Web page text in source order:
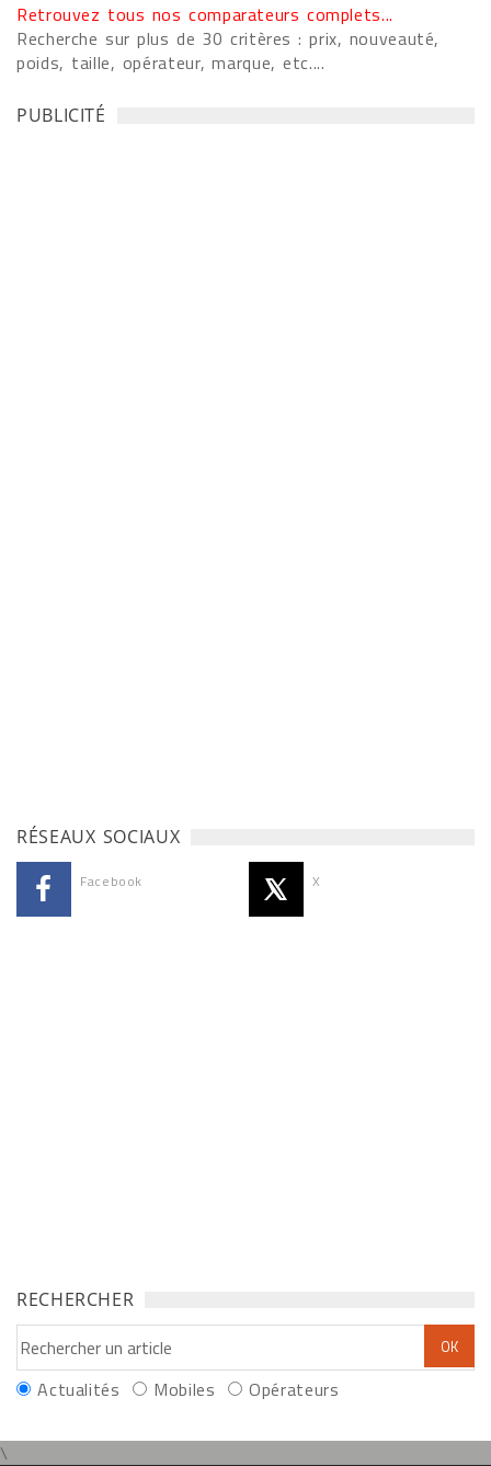
Retrouvez tous nos comparateurs complets...
Recherche sur plus de 30 critères : prix, nouveauté,
poids, taille, opérateur, marque, etc....
PUBLICITÉ
RÉSEAUX SOCIAUX
Facebook X
RECHERCHER
Actualités Mobiles Opérateurs
\